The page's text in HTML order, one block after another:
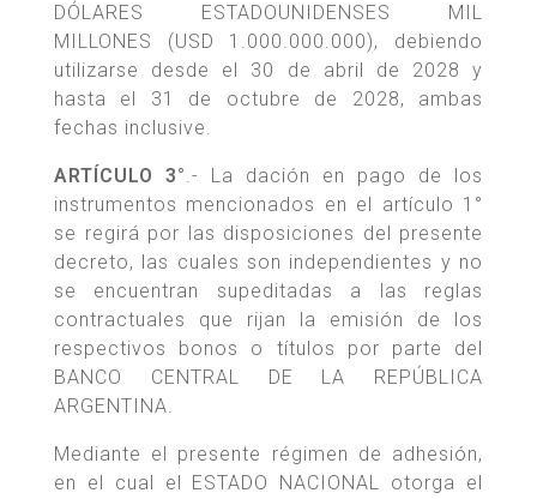
DÓLARES ESTADOUNIDENSES MIL
MILLONES (USD 1.000.000.000), debiendo
utilizarse desde el 30 de abril de 2028 y
hasta el 31 de octubre de 2028, ambas
fechas inclusive.
ARTÍCULO 3°.- La dación en pago de los
instrumentos mencionados en el artículo 1°
se regirá por las disposiciones del presente
decreto, las cuales son independientes y no
se encuentran supeditadas a las reglas
contractuales que rijan la emisión de los
respectivos bonos o títulos por parte del
BANCO CENTRAL DE LA REPÚBLICA
ARGENTINA.
Mediante el presente régimen de adhesión,
en el cual el ESTADO NACIONAL otorga el